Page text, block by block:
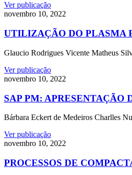
Ver publicação
novembro 10, 2022
UTILIZAÇÃO DO PLASMA
Glaucio Rodrigues Vicente Matheus
Ver publicação
novembro 10, 2022
SAP PM:
Bárbara Eckert de Medeiros Charlles
Ver publicação
novembro 10, 2022
PROCESSOS DE